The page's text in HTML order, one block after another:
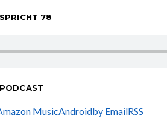
78
MusicAndroidby EmailRSS